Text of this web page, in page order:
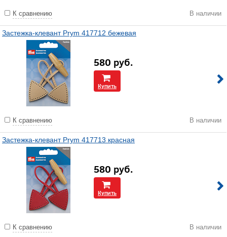
К сравнению В наличии
Застежка-клевант Prym 417712 бежевая
580 руб.
Купить
К сравнению В наличии
Застежка-клевант Prym 417713 красная
580 руб.
Купить
К сравнению В наличии